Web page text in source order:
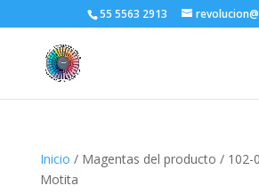
55 5563 2913
Inicio / Magentas del producto / 102-
Motita